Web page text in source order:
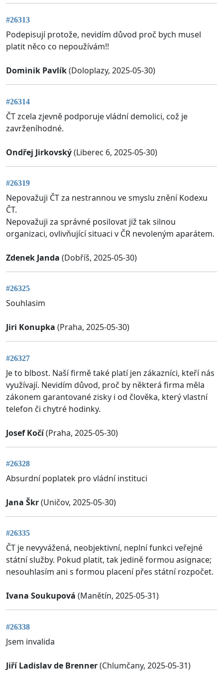
#26313
Podepisují protože, nevidím důvod proč bych musel
platit něco co nepoužívám!!
Dominik Pavlík(Doloplazy, 2025-05-30)
#26314
ČT zcela zjevně podporuje vládní demolici, což je
zavrženíhodné.
Ondřej Jirkovský(Liberec 6, 2025-05-30)
#26319
Nepovažuji ČT za nestrannou ve smyslu znění Kodexu
ČT.
Nepovažuji za správné posilovat již tak silnou
organizaci, ovlivňující situaci v ČR nevoleným aparátem.
Zdenek Janda (Dobříš, 2025-05-30)
#26325
Souhlasim
Jiri Konupka (Praha, 2025-05-30)
#26327
Je to blbost. Naší firmě také platí jen zákazníci, kteří nás
využívají. Nevidím důvod, proč by některá firma měla
zákonem garantované zisky i od člověka, který vlastní
telefon či chytré hodinky.
Josef Kočí(Praha, 2025-05-30)
#26328
Absurdní poplatek pro vládní instituci
Jana Škr(Uničov, 2025-05-30)
#26335
ČT je nevyvážená, neobjektivní, neplní funkci veřejné
státní služby. Pokud platit, tak jedině formou asignace;
nesouhlasím ani s formou placení přes státní rozpočet.
Ivana Soukupová (Manětín, 2025-05-31)
#26338
Jsem invalida
Jiří Ladislav de Brenner(Chlumčany, 2025-05-31)